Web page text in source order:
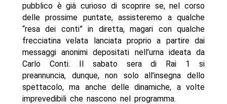
pubblico è già curioso di scoprire se, nel corso
delle prossime puntate, assisteremo a qualche
“resa dei conti” in diretta, magari con qualche
frecciatina velata lanciata proprio a partire dai
messaggi anonimi depositati nell’urna ideata da
Carlo Conti. Il sabato sera di Rai 1 si
preannuncia, dunque, non solo all’insegna dello
spettacolo, ma anche delle dinamiche, a volte
imprevedibili che nascono nel programma.